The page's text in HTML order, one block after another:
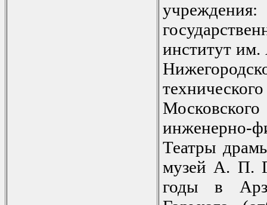
институт им.
инженерно-
Театры
музей А. П.
годы в